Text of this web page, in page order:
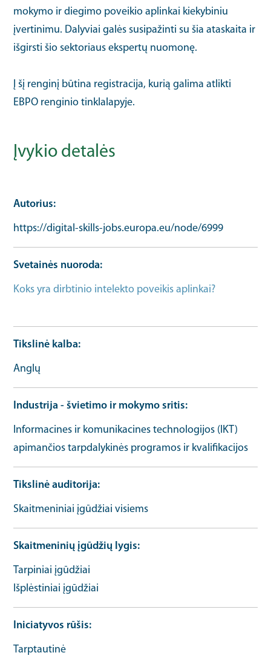
mokymo ir diegimo poveikio aplinkai kiekybiniu
įvertinimu. Dalyviai galės susipažinti su šia ataskaita ir
išgirsti šio sektoriaus ekspertų nuomonę.
Į šį renginį būtina registracija, kurią galima atlikti
EBPO renginio tinklalapyje.
Įvykio detalės
Autorius
https://digital-skills-jobs.europa.eu/node/6999
Svetainės nuoroda
Koks yra dirbtinio intelekto poveikis aplinkai?
Tikslinė kalba
Anglų
Industrija - švietimo ir mokymo sritis
Informacines ir komunikacines technologijos (IKT)
apimančios tarpdalykinės programos ir kvalifikacijos
Tikslinė auditorija
Skaitmeniniai įgūdžiai visiems
Skaitmeninių įgūdžių lygis
Tarpiniai įgūdžiai
Išplėstiniai įgūdžiai
Iniciatyvos rūšis
Tarptautinė